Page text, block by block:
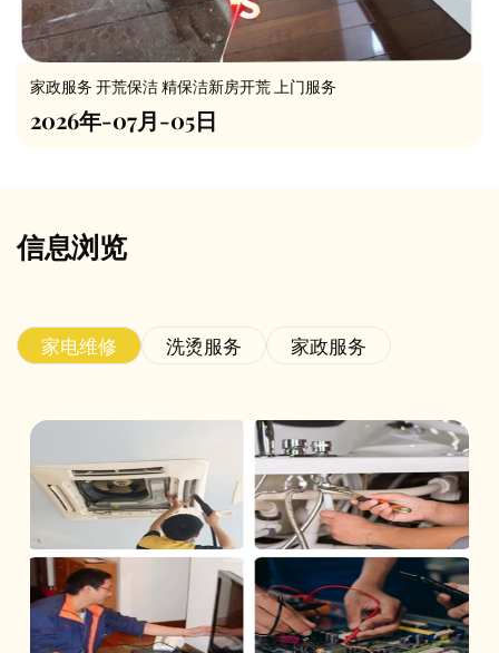
家政服务 开荒保洁 精保洁新房开荒 上门服务
2026年-07月-05日
信息浏览
家电维修 洗烫服务 家政服务